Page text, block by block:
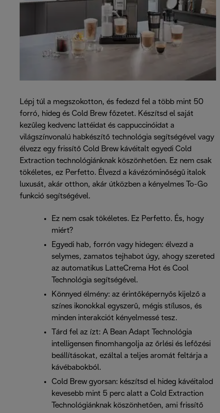
Lépj túl a megszokotton, és fedezd fel a több mint 50
forró, hideg és Cold Brew főzetet. Készítsd el saját
kezűleg kedvenc lattéidat és cappuccinóidat a
világszínvonalú habkészítő technológia segítségével vagy
élvezz egy frissítő Cold Brew kávéitalt egyedi Cold
Extraction technológiánknak köszönhetően. Ez nem csak
tökéletes, ez Perfetto. Élvezd a kávézóminőségű italok
luxusát, akár otthon, akár útközben a kényelmes To-Go
funkció segítségével.
Ez nem csak tökéletes. Ez Perfetto. És, hogy
miért?
Egyedi hab, forrón vagy hidegen: élvezd a
selymes, zamatos tejhabot úgy, ahogy szereted
az automatikus LatteCrema Hot és Cool
Technológia segítségével.
Könnyed élmény: az érintőképernyős kijelző a
színes ikonokkal egyszerű, mégis stílusos, és
minden interakciót kényelmessé tesz.
Tárd fel az ízt: A Bean Adapt Technológia
intelligensen finomhangolja az őrlési és lefőzési
beállításokat, ezáltal a teljes aromát feltárja a
kávébabokból.
Cold Brew gyorsan: készítsd el hideg kávéitalod
kevesebb mint 5 perc alatt a Cold Extraction
Technológiánknak köszönhetően, ami frissítő